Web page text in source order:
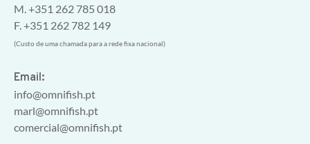
M. +351 262 785 018
F. +351 262 782 149
(Custo de uma chamada para a rede fixa nacional)
Email:
info@omnifish.pt
marl@omnifish.pt
comercial@omnifish.pt